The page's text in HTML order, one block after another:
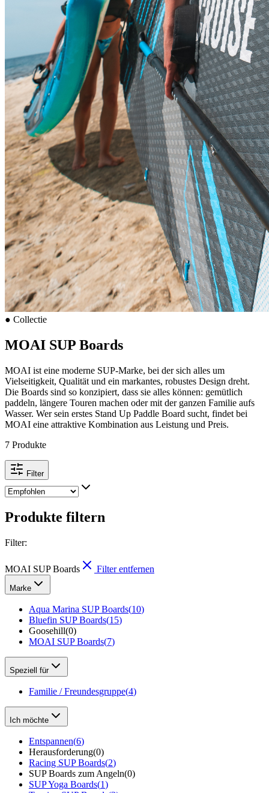
● Collectie
MOAI SUP Boards
MOAI ist eine moderne SUP-Marke, bei der sich alles um
Vielseitigkeit, Qualität und ein markantes, robustes Design dreht.
Die Boards sind so konzipiert, dass sie alles können: gemütlich
paddeln, längere Touren machen oder mit der ganzen Familie aufs
Wasser. Wer sein erstes Stand Up Paddle Board sucht, findet bei
MOAI eine attraktive Kombination aus Leistung und Preis.
7 Produkte
Filter
Produkte filtern
Filter:
MOAI SUP Boards Filter entfernen
Marke
Aqua Marina SUP Boards(10)
Bluefin SUP Boards(15)
Goosehill(0)
MOAI SUP Boards(7)
Speziell für
Familie / Freundesgruppe(4)
Ich möchte
Entspannen(6)
Herausforderung(0)
Racing SUP Boards(2)
SUP Boards zum Angeln(0)
SUP Yoga Boards(1)